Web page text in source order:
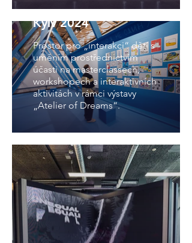
Atelier of dreams,
Kyiv 2024
Prostor pro „interakci“ dětí s
uměním prostřednictvím
účasti na masterclassech,
workshopech a interaktivních
aktivitách v rámci výstavy
„Atelier of Dreams“.